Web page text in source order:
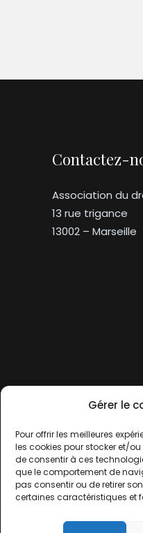
Gérer le
Pour offrir les meilleures
les cookies pour stocker et/
de consentir à ces
que le comportement de
pas consentir ou de retirer
certaines caractéristiques et
Contactez-
Association du
13 rue trigance
13002 – Marseille